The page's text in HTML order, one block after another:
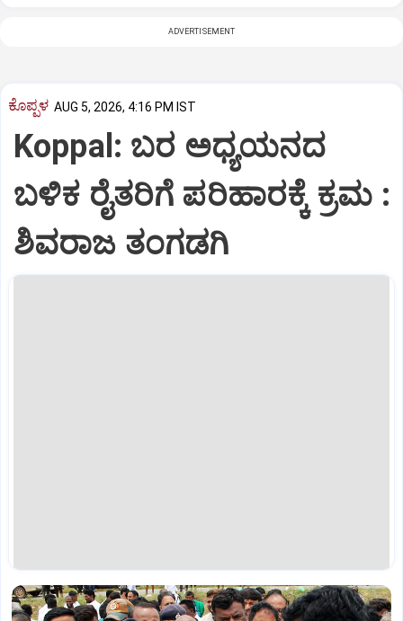
ADVERTISEMENT
ಕೊಪ್ಪಳ AUG 5, 2026, 4:16 PM IST
Koppal: ಬರ ಅಧ್ಯಯನದ
ಬಳಿಕ ರೈತರಿಗೆ ಪರಿಹಾರಕ್ಕೆ ಕ್ರಮ :
ಶಿವರಾಜ ತಂಗಡಗಿ